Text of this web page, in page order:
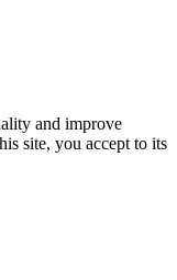
and improve
site, you accept to its